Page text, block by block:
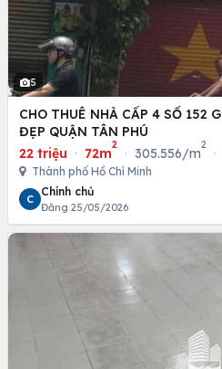
5
CHO THUÊ NHÀ CẤP 4 SỐ 152
ĐẸP QUẬN TÂN PHÚ
22 triệu · 72m
2
· 305.556/m
2
·
Thành phố Hồ Chí Minh
C
Chính chủ
Đăng 25/05/2026